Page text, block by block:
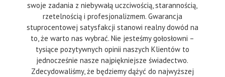
swoje zadania z niebywałą uczciwością, starannością,
rzetelnością i profesjonalizmem. Gwarancja
stuprocentowej satysfakcji stanowi realny dowód na
to, że warto nas wybrać. Nie jesteśmy gołosłowni –
tysiące pozytywnych opinii naszych Klientów to
jednocześnie nasze najpiękniejsze świadectwo.
Zdecydowaliśmy, że będziemy dążyć do najwyższej